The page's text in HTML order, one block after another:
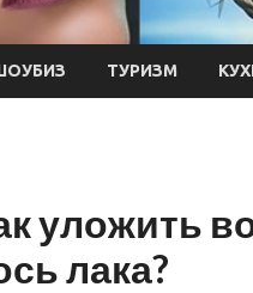
ТУРИЗМ
уложить
лака?